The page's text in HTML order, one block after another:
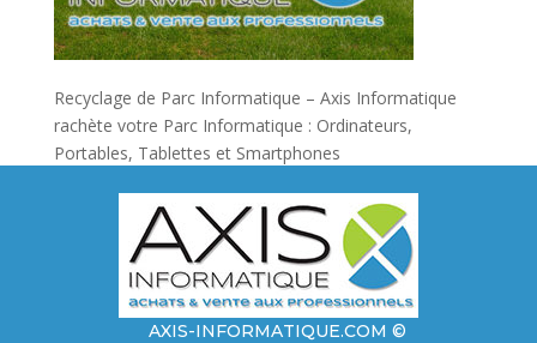
Recyclage de Parc Informatique – Axis Informatique
rachète votre Parc Informatique : Ordinateurs,
Portables, Tablettes et Smartphones
AXIS-INFORMATIQUE.COM ©